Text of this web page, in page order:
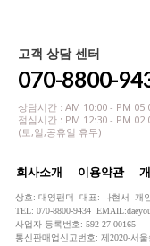
고객 상담 센터
070-8800-
상담시간 : AM 10:00 - PM
점심시간 : PM 12:30 - PM
(토,일,공휴일 휴무)
회사소개 이용약관
상호: 대영팬더 대표: 나현서 개
TEL: 070-8800-9434
사업자 등록번호: 592-27-00165
통신판매업신고번호: 제2020-서울